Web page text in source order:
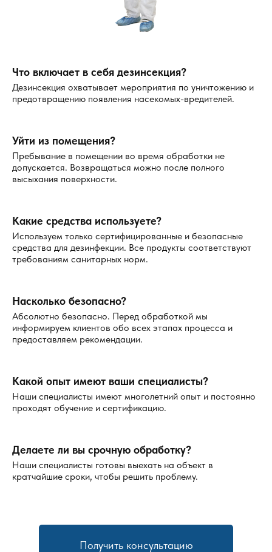
Что включает в себя дезинсекция?
Дезинсекция охватывает мероприятия по уничтожению и
предотвращению появления насекомых-вредителей.
Уйти из помещения?
Пребывание в помещении во время обработки не
допускается. Возвращаться можно после полного
высыхания поверхности.
Какие средства используете?
Используем только сертифицированные и безопасные
средства для дезинфекции. Все продукты соответствуют
требованиям санитарных норм.
Насколько безопасно?
Абсолютно безопасно. Перед обработкой мы
информируем клиентов обо всех этапах процесса и
предоставляем рекомендации.
Какой опыт имеют ваши специалисты?
Наши специалисты имеют многолетний опыт и постоянно
проходят обучение и сертификацию.
Делаете ли вы срочную обработку?
Наши специалисты готовы выехать на объект в
кратчайшие сроки, чтобы решить проблему.
Получить консультацию